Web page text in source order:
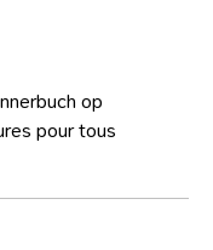
op
pour tous